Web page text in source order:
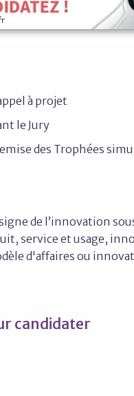
à projet
le Jury
des Trophées
de l’innovation
service et usage,
d'affaires ou
candidater